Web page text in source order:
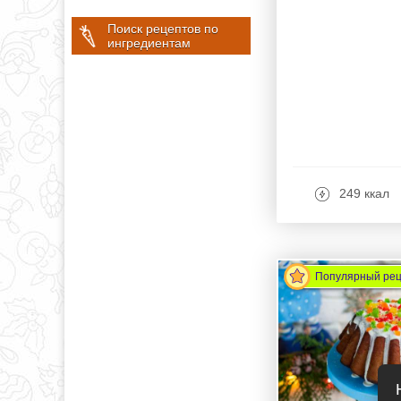
Поиск рецептов по
ингредиентам
249 ккал
Популярный